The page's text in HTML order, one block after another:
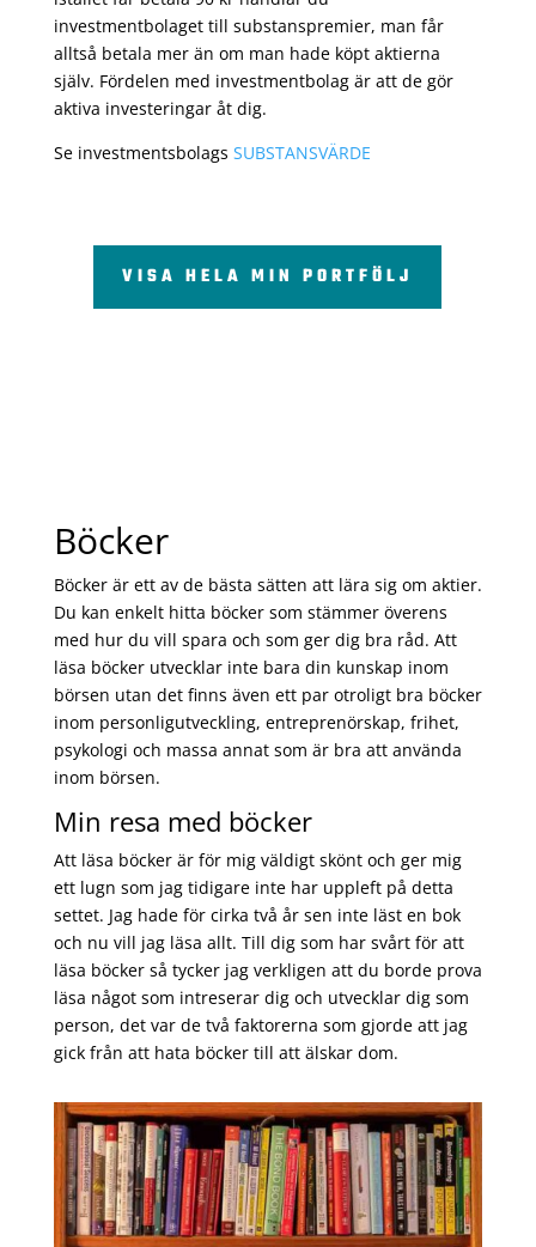
investmentbolaget till substanspremier, man får
alltså betala mer än om man hade köpt aktierna
själv. Fördelen med investmentbolag är att de gör
aktiva investeringar åt dig.
Se investmentsbolags SUBSTANSVÄRDE
VISA HELA MIN PORTFÖLJ
Böcker
Böcker är ett av de bästa sätten att lära sig om aktier.
Du kan enkelt hitta böcker som stämmer överens
med hur du vill spara och som ger dig bra råd. Att
läsa böcker utvecklar inte bara din kunskap inom
börsen utan det finns även ett par otroligt bra böcker
inom personligutveckling, entreprenörskap, frihet,
psykologi och massa annat som är bra att använda
inom börsen.
Min resa med böcker
Att läsa böcker är för mig väldigt skönt och ger mig
ett lugn som jag tidigare inte har uppleft på detta
settet. Jag hade för cirka två år sen inte läst en bok
och nu vill jag läsa allt. Till dig som har svårt för att
läsa böcker så tycker jag verkligen att du borde prova
läsa något som intreserar dig och utvecklar dig som
person, det var de två faktorerna som gjorde att jag
gick från att hata böcker till att älskar dom.